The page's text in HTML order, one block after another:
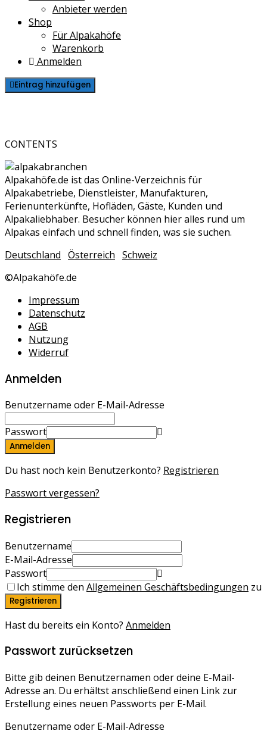
Anbieter werden
Shop
Für Alpakahöfe
Warenkorb
Anmelden
Eintrag hinzufügen
CONTENTS
Alpakahöfe.de ist das Online-Verzeichnis für
Alpakabetriebe, Dienstleister, Manufakturen,
Ferienunterkünfte, Hofläden, Gäste, Kunden und
Alpakaliebhaber. Besucher können hier alles rund um
Alpakas einfach und schnell finden, was sie suchen.
Deutschland Österreich Schweiz
©Alpakahöfe.de
Impressum
Datenschutz
AGB
Nutzung
Widerruf
Anmelden
Benutzername oder E-Mail-Adresse
Passwort
Anmelden
Du hast noch kein Benutzerkonto? Registrieren
Passwort vergessen?
Registrieren
Benutzername
E-Mail-Adresse
Passwort
Ich stimme den Allgemeinen Geschäftsbedingungen zu
Registrieren
Hast du bereits ein Konto? Anmelden
Passwort zurücksetzen
Bitte gib deinen Benutzernamen oder deine E-Mail-
Adresse an. Du erhältst anschließend einen Link zur
Erstellung eines neuen Passworts per E-Mail.
Benutzername oder E-Mail-Adresse